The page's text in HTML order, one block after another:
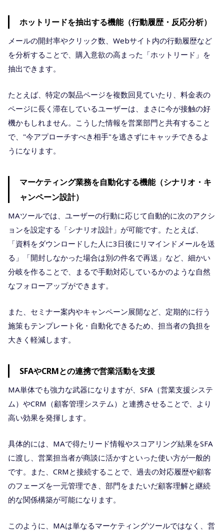
ホットリードを抽出する機能（行動履歴・反応分析）
メールの開封率やクリック数、Webサイト内の行動履歴など
を分析することで、購入意欲の高まった「ホットリード」を
抽出できます。
たとえば、特定の製品ページを複数回見ていたり、料金表の
ページに長く滞在しているユーザーは、まさに今が接触の好
機かもしれません。こうした情報を営業部門と共有すること
で、"今アプローチすべき相手"を逃さずにキャッチできるよ
うになります。
マーケティング業務を自動化する機能（シナリオ・キ
ャンペーン設計）
MAツールでは、ユーザーの行動に応じて自動的に次のアクシ
ョンを設定する「シナリオ設計」が可能です。たとえば、
「資料をダウンロードした人に3日後にリマインドメールを送
る」「開封しなかった場合は別の件名で再送」など、細かい
分岐を作ることで、まるで手動対応しているかのような自然
なフォローアップができます。
また、セミナー案内やキャンペーン展開など、定期的に行う
施策もテンプレート化・自動化できるため、担当者の負担を
大きく軽減します。
SFAやCRMとの連携で営業活動を支援
MA単体でも強力な武器になりますが、SFA（営業支援システ
ム）やCRM（顧客管理システム）と連携させることで、より
高い効果を発揮します。
具体的には、MAで得たリード情報やスコアリング結果をSFA
に渡し、営業担当者が商談に活かすといった使い方が一般的
です。また、CRMと接続することで、過去の対応履歴や顧客
のフェーズを一元管理でき、部門をまたいだ顧客理解と継続
的な関係構築が可能になります。
このように、MAは単なるマーケティングツールではなく、営